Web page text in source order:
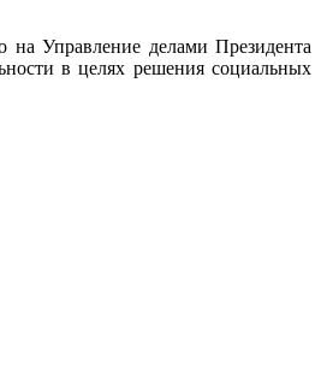
на Управление делами Президента
в целях решения социальных